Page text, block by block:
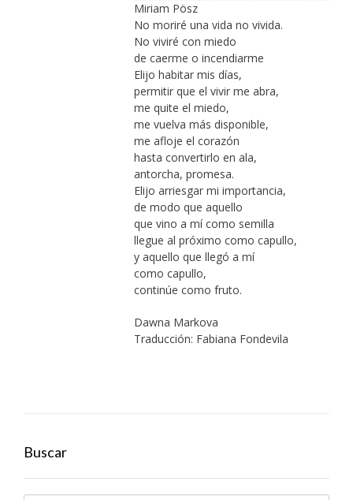
Miriam Pösz
No moriré una vida no vivida.
No viviré con miedo
de caerme o incendiarme
Elijo habitar mis días,
permitir que el vivir me abra,
me quite el miedo,
me vuelva más disponible,
me afloje el corazón
hasta convertirlo en ala,
antorcha, promesa.
Elijo arriesgar mi importancia,
de modo que aquello
que vino a mí como semilla
llegue al próximo como capullo,
y aquello que llegó a mí
como capullo,
continúe como fruto.
Dawna Markova
Traducción: Fabiana Fondevila
Buscar